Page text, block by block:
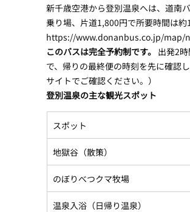
新千歳空港から登別温泉へは、道南
乗り場、片道1,800円で所要時間は
https://www.donanbus.co.jp/map/
このバスは完全予約制です。 出発2
で、帰りの最終便の時刻を先に確認
サイトでご確認ください。）
登別温泉の主な観光スポット
スポット
地獄谷（散策）
のぼりべつクマ牧場
温泉入浴（日帰り温泉）